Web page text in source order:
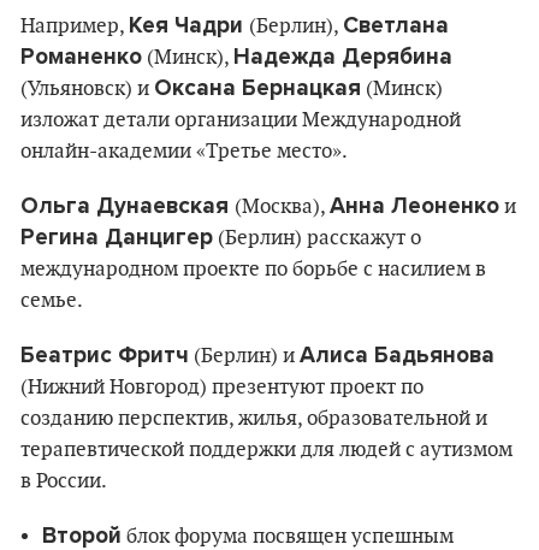
Например, Кея Чадри (Берлин), Светлана
Романенко (Минск), Надежда Дерябина
(Ульяновск) и Оксана Бернацкая (Минск)
изложат детали организации Международной
онлайн-академии «Третье место».
Ольга Дунаевская (Москва), Анна Леоненко и
Регина Данцигер (Берлин) расскажут о
международном проекте по борьбе с насилием в
семье.
Беатрис Фритч (Берлин) и Алиса Бадьянова
(Нижний Новгород) презентуют проект по
созданию перспектив, жилья, образовательной и
терапевтической поддержки для людей с аутизмом
в России.
Второй блок форума посвящен успешным